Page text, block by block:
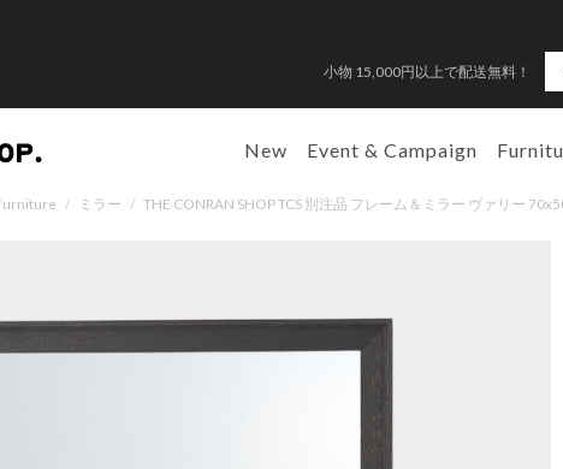
小物 15,000円以上で配送無料！
New Event & Campaign
/ ミラー / THE CONRAN SHOP TCS 別注品 フレーム＆ミラー ヴァリー